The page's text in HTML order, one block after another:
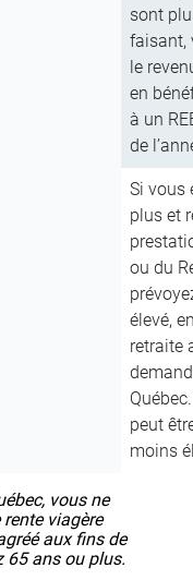
sont
faisant,
le
en
à un
de
Si vous
plus et
ou du
élevé,
retraite
peut
moins
vous ne
viagère
aux fins de
65 ans ou plus.